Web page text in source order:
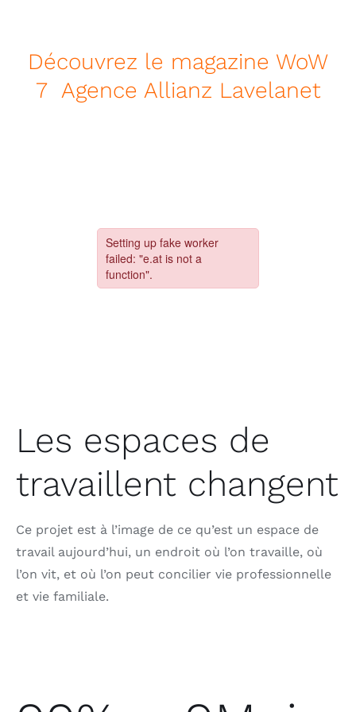
Découvrez le magazine WoW
7 Agence Allianz Lavelanet
Les espaces de
travaillent changent
Ce projet est à l’image de ce qu’est un espace de
travail aujourd’hui, un endroit où l’on travaille, où
l’on vit, et où l’on peut concilier vie professionnelle
et vie familiale.